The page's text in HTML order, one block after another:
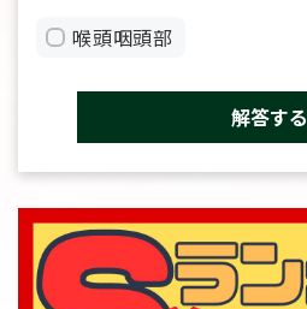
喉頭咽頭部
解答する